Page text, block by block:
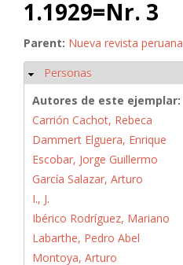
1.1929=Nr. 3
Parent: Nueva revista peruana
Ocultar
Personas
Autores de este ejemplar:
Carrión Cachot, Rebeca
Dammert Elguera, Enrique
Escobar, Jorge Guillermo
García Salazar, Arturo
I., J.
Ibérico Rodríguez, Mariano
Labarthe, Pedro Abel
Montoya, Arturo